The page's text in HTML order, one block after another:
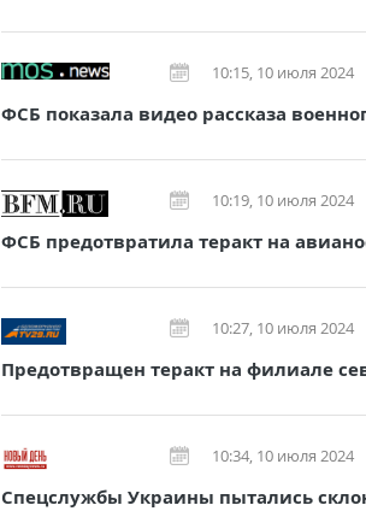
10:15, 10 июля 2024
ФСБ показала видео рассказа
10:19, 10 июля 2024
ФСБ предотвратила теракт на
10:27, 10 июля 2024
Предотвращен теракт на филиале
10:34, 10 июля 2024
Спецслужбы Украины пытались